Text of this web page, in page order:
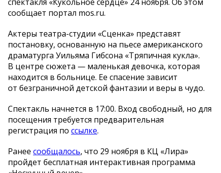
сообщает портал mos.ru.
Актеры театра-студии «Сценка» представят
постановку, основанную на пьесе американского
драматурга Уильяма Гибсона «Тряпичная кукла».
В центре сюжета — маленькая девочка, которая
находится в больнице. Ее спасение зависит
от безграничной детской фантазии и веры в чудо.
Спектакль начнется в 17:00. Вход свободный, но для
посещения требуется предварительная
регистрация по ссылке.
Ранее сообщалось, что 29 ноября в КЦ «Лира»
пройдет бесплатная интерактивная программа